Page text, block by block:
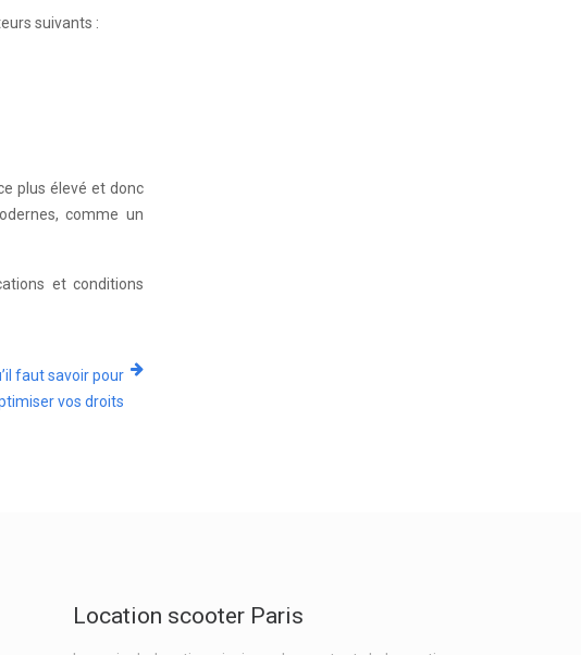
suivants :
plus élevé et donc
comme un
et conditions
faut savoir pour
vos droits
Location scooter Paris